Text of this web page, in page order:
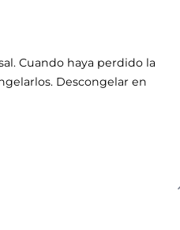
Cuando haya perdido la
Descongelar en